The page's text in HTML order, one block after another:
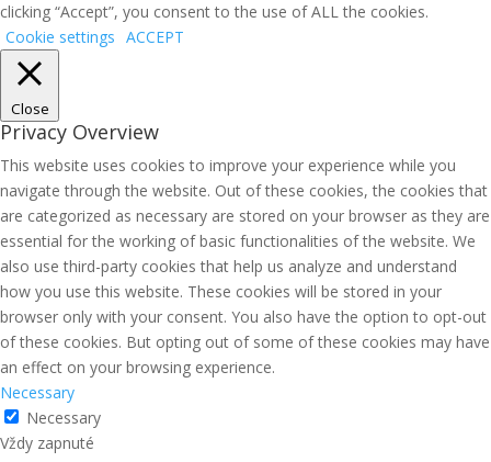
clicking “Accept”, you consent to the use of ALL the cookies.
Cookie settings ACCEPT
Close
Privacy Overview
This website uses cookies to improve your experience while you
navigate through the website. Out of these cookies, the cookies that
are categorized as necessary are stored on your browser as they are
essential for the working of basic functionalities of the website. We
also use third-party cookies that help us analyze and understand
how you use this website. These cookies will be stored in your
browser only with your consent. You also have the option to opt-out
of these cookies. But opting out of some of these cookies may have
an effect on your browsing experience.
Necessary
Necessary
Vždy zapnuté